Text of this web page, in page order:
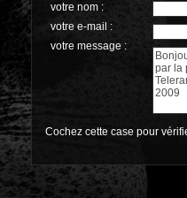
votre nom :
votre e-mail :
votre message :
Cochez cette case pour